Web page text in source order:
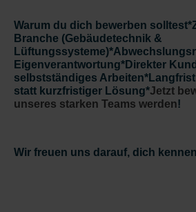
Warum du dich bewerben solltes
Branche (Gebäudetechnik &
Eigenverantwortung*Direkter
selbstständiges
statt kurzfristiger Lösung*Jetzt
unseres starken Teams werden!
Wir freuen uns darauf, dich